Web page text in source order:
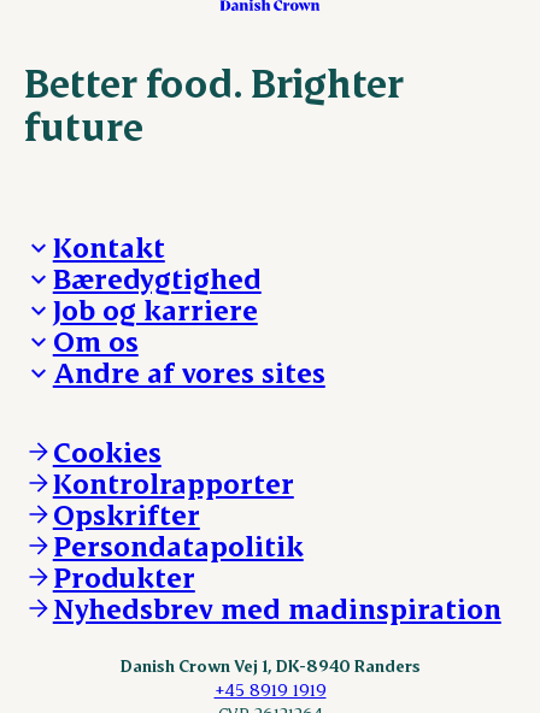
Better food. Brighter
future
Kontakt
Besøg Danish Crown
Presse og nyheder
Reklamationer
Whistleblower
Øvrige henvendelser
Bæredygtighed
Fra jord til bord
Hverdagen
Ansvarlighed og nøgletal
Job og karriere
Arbejd med os
Ledige stillinger
Om os
Hvem er vi
Vores resultater
Vores lokationer
Kontakt
Andre af vores sites
Andelsejere - kreatur
Danishcrownprofessional.com
DAT-Schaub.com
ESS-FOOD.com
Fonden Dansk Gastronomi
KLS.se
nordicspoor.com
Scanhide.dk
Cookies
Kontrolrapporter
Opskrifter
Persondatapolitik
Produkter
Nyhedsbrev med madinspiration
Danish Crown Vej 1, DK-8940 Randers
+45 8919 1919